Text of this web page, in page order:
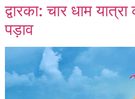
द्वारका: चार धाम
पड़ाव